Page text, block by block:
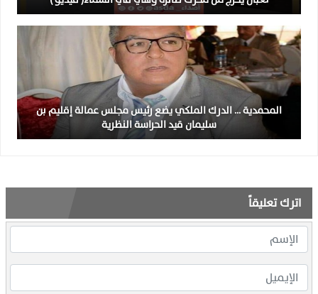
المحمدية … الدرك الملكي يضع رئيس مجلس عمالة إقليم بن
سليمان قيد الحراسة النظرية
اترك تعليقاً